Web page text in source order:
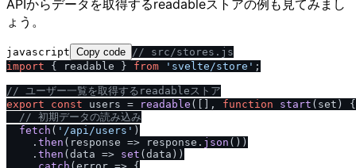
APIからデータを取得するreadableストアの例も見てみまし
ょう。
javascript Copy code / / src /stores.js
import { readable } from 'svelte /store' ;
/ / ユーザー一覧を取得するreadableストア
export
const users = readable ([], function start ( set ) {
/ / 初期データの読み込み
fetch ( ' /api /users' )
    .
then ( response => response. json ())
    .
then (data => set (data))